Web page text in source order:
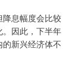
息幅度会比较
因此，下半年
新兴经济体不